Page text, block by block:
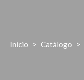
Inicio > Catálogo >